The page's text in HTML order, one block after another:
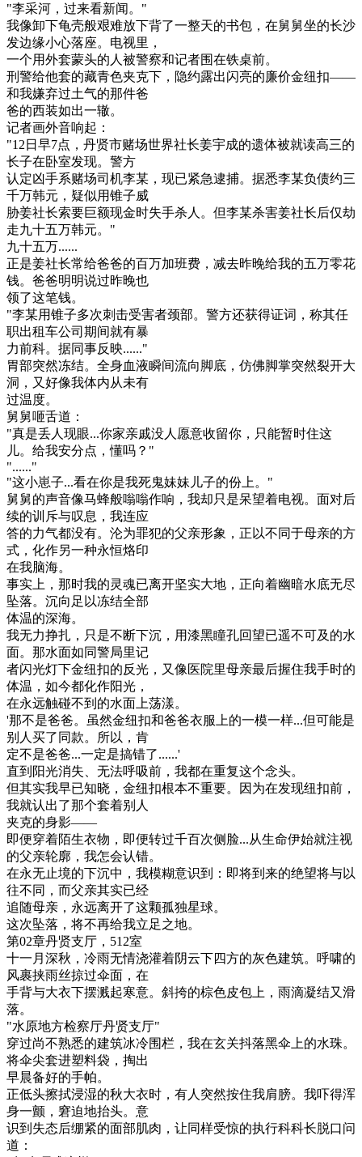
"李采河，过来看新闻。"
我像卸下龟壳般艰难放下背了一整天的书包，在舅舅坐的长沙
发边缘小心落座。电视里，
一个用外套蒙头的人被警察和记者围在铁桌前。
刑警给他套的藏青色夹克下，隐约露出闪亮的廉价金纽扣——
和我嫌弃过土气的那件爸
爸的西装如出一辙。
记者画外音响起：
"12日早7点，丹贤市赌场世界社长姜宇成的遗体被就读高三的
长子在卧室发现。警方
认定凶手系赌场司机李某，现已紧急逮捕。据悉李某负债约三
千万韩元，疑似用锥子威
胁姜社长索要巨额现金时失手杀人。但李某杀害姜社长后仅劫
走九十五万韩元。"
九十五万......
正是姜社长常给爸爸的百万加班费，减去昨晚给我的五万零花
钱。爸爸明明说过昨晚也
领了这笔钱。
"李某用锥子多次刺击受害者颈部。警方还获得证词，称其任
职出租车公司期间就有暴
力前科。据同事反映......"
胃部突然冻结。全身血液瞬间流向脚底，仿佛脚掌突然裂开大
洞，又好像我体内从未有
过温度。
舅舅咂舌道：
"真是丢人现眼...你家亲戚没人愿意收留你，只能暂时住这
儿。给我安分点，懂吗？"
"......"
"这小崽子...看在你是我死鬼妹妹儿子的份上。"
舅舅的声音像马蜂般嗡嗡作响，我却只是呆望着电视。面对后
续的训斥与叹息，我连应
答的力气都没有。沦为罪犯的父亲形象，正以不同于母亲的方
式，化作另一种永恒烙印
在我脑海。
事实上，那时我的灵魂已离开坚实大地，正向着幽暗水底无尽
坠落。沉向足以冻结全部
体温的深海。
我无力挣扎，只是不断下沉，用漆黑瞳孔回望已遥不可及的水
面。那水面如同警局里记
者闪光灯下金纽扣的反光，又像医院里母亲最后握住我手时的
体温，如今都化作阳光，
在永远触碰不到的水面上荡漾。
'那不是爸爸。虽然金纽扣和爸爸衣服上的一模一样...但可能是
别人买了同款。所以，肯
定不是爸爸...一定是搞错了......'
直到阳光消失、无法呼吸前，我都在重复这个念头。
但其实我早已知晓，金纽扣根本不重要。因为在发现纽扣前，
我就认出了那个套着别人
夹克的身影——
即便穿着陌生衣物，即便转过千百次侧脸...从生命伊始就注视
的父亲轮廓，我怎会认错。
在永无止境的下沉中，我模糊意识到：即将到来的绝望将与以
往不同，而父亲其实已经
追随母亲，永远离开了这颗孤独星球。
这次坠落，将不再给我立足之地。
第02章丹贤支厅，512室
十一月深秋，冷雨无情浇灌着阴云下四方的灰色建筑。呼啸的
风裹挟雨丝掠过伞面，在
手背与大衣下摆溅起寒意。斜挎的棕色皮包上，雨滴凝结又滑
落。
"水原地方检察厅丹贤支厅"
穿过尚不熟悉的建筑冰冷围栏，我在玄关抖落黑伞上的水珠。
将伞尖套进塑料袋，掏出
早晨备好的手帕。
正低头擦拭浸湿的秋大衣时，有人突然按住我肩膀。我吓得浑
身一颤，窘迫地抬头。意
识到失态后绷紧的面部肌肉，让同样受惊的执行科科长脱口问
道：